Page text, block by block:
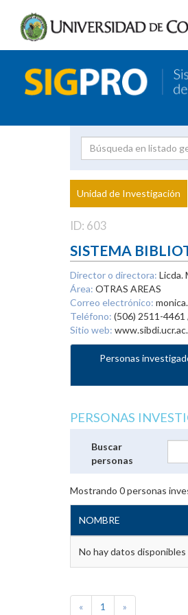
Proyecto
Unidad de Investigación
ID: 603
SISTEMA
Director o directora: Licda.
Área: OTRAS AREAS
Correo electrónico:
Teléfono: (506) 2511-
Sitio web:
Personas
PERSONAS
Buscar
personas
Mostrando 0personas
NOMBRE
No hay datos disponibles
« 1 »